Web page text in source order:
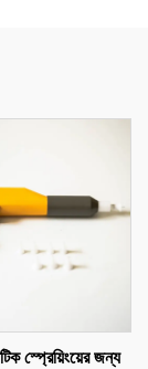
স্প্রেয়িংয়ের জন্য